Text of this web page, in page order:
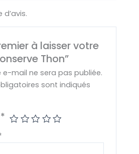
d’avis.
à laisser votre
Thon”
e-mail ne sera pas publiée.
sont indiqués
*